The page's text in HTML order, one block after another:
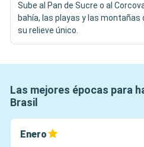
Sube al Pan de Sucre o al
bahía, las playas y las montañas
su relieve único.
Las mejores épocas para
Brasil
Enero